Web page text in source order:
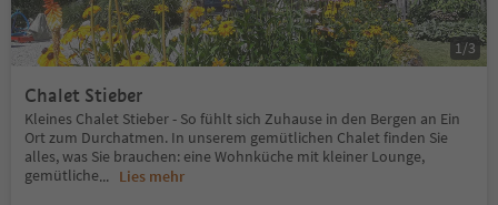
Chalet Stieber
Kleines Chalet Stieber - So fühlt sich Zuhause in den Bergen an Ein
Ort zum Durchatmen. In unserem gemütlichen Chalet finden Sie
alles, was Sie brauchen: eine Wohnküche mit kleiner Lounge,
gemütliche... Lies mehr
1/3